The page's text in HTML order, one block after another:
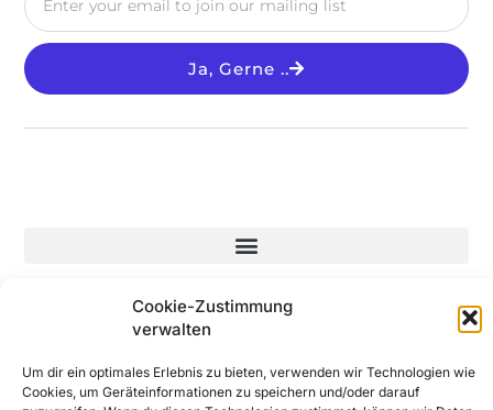
Cookie-Zustimmung
verwalten
Um dir ein optimales Erlebnis zu bieten, verwenden wir Technologien wie
Cookies, um Geräteinformationen zu speichern und/oder darauf
Ja, Gerne ..
© 2025 All Rights Reserved